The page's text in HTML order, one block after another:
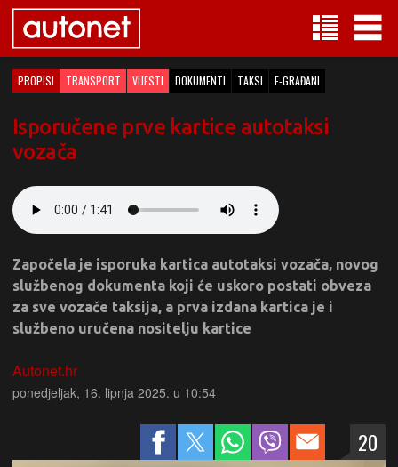
PROPISI TRANSPORT VIJESTI DOKUMENTI TAKSI E-GRAĐANI
Isporučene prve kartice autotaksi
vozača
Započela je isporuka kartica autotaksi vozača, novog
službenog dokumenta koji će uskoro postati obveza
za sve vozače taksija, a prva izdana kartica je i
službeno uručena nositelju kartice
Autonet.hr
ponedjeljak, 16. lipnja 2025. u 10:54
20